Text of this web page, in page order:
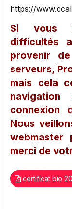
https://
Si vous
difficultés
provenir
serveurs,
mais cela
connexion
Nous
webmaster
merci de
certificat bio